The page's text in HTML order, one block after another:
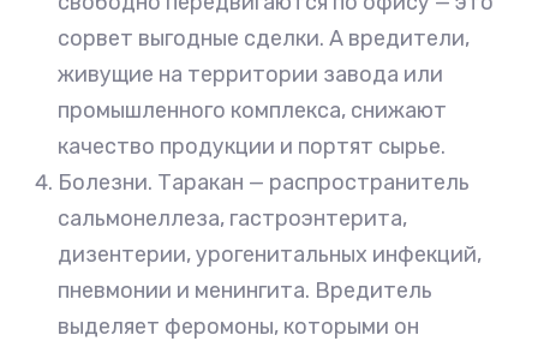
сорвет выгодные сделки. А вредители,
живущие на территории завода или
промышленного комплекса, снижают
качество продукции и портят сырье.
Болезни. Таракан — распространитель
сальмонеллеза, гастроэнтерита,
дизентерии, урогенитальных инфекций,
пневмонии и менингита. Вредитель
выделяет феромоны, которыми он